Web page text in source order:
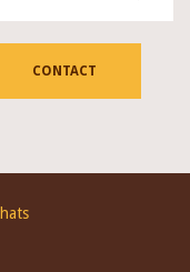
CONTACT